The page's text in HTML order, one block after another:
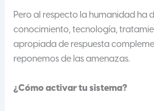
Pero al respecto la humanidad ha
conocimiento, tecnología,
apropiada de respuesta
reponemos de las amenazas.
¿Cómo activar tu sistema?